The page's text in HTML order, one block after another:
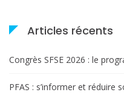
Articles récents
Congrès SFSE 2026 : le
PFAS : s’informer et réduire